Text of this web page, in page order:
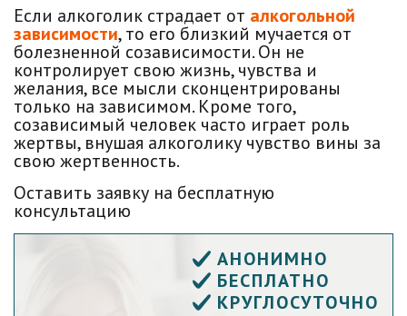
Если алкоголик страдает от алкогольной
зависимости, то его близкий мучается от
болезненной созависимости. Он не
контролирует свою жизнь, чувства и
желания, все мысли сконцентрированы
только на зависимом. Кроме того,
созависимый человек часто играет роль
жертвы, внушая алкоголику чувство вины за
свою жертвенность.
Оставить заявку на бесплатную
консультацию
АНОНИМНО
БЕСПЛАТНО
КРУГЛОСУТОЧНО